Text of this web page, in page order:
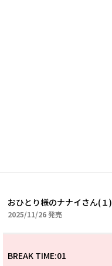
おひとり様のナナイさん(１)
2025/11/262025年11月26日
発売
BREAK TIME:01